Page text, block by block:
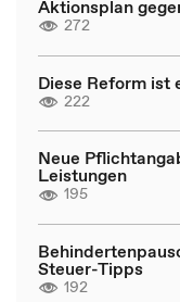
Aktionsplan
272
Diese Reform ist
222
Neue
Leistungen
195
Steuer-Tipps
192